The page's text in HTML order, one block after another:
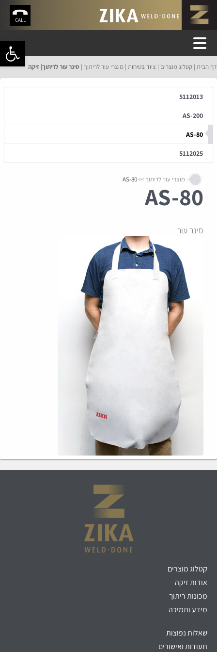
פתח
CALL
דף הבית קטלוג מוצרים ציוד בטיחות מוצרי עור לריתוך סינר עור לריתוך| זיקה
5112013
AS-200
AS-80
5112025
מוצרי עור לריתוך AS-80
AS-80
סינר עור
קטלוג מוצרים
אודות זיקה
מכונות ריתוך
מידע ותמיכה
שאלות נפוצות
תעודות ואישורים